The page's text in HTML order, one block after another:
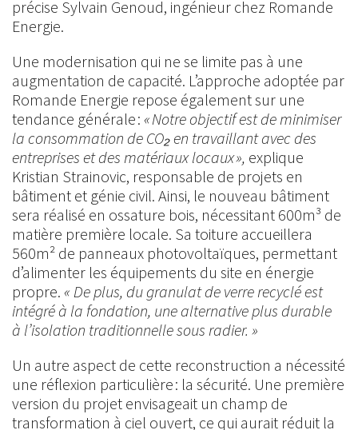
précise Sylvain Genoud, ingénieur chez Romande
Energie.
Une modernisation qui ne se limite pas à une
augmentation de capacité. L’approche adoptée par
Romande Energie repose également sur une
tendance générale : « Notre objectif est de minimiser
la consommation de CO₂ en travaillant avec des
entreprises et des matériaux locaux », explique
Kristian Strainovic, responsable de projets en
bâtiment et génie civil. Ainsi, le nouveau bâtiment
sera réalisé en ossature bois, nécessitant 600m³ de
matière première locale. Sa toiture accueillera
560m² de panneaux photovoltaïques, permettant
d’alimenter les équipements du site en énergie
propre. « De plus, du granulat de verre recyclé est
intégré à la fondation, une alternative plus durable
à l’isolation traditionnelle sous radier. »
Un autre aspect de cette reconstruction a nécessité
une réflexion particulière : la sécurité. Une première
version du projet envisageait un champ de
transformation à ciel ouvert, ce qui aurait réduit la